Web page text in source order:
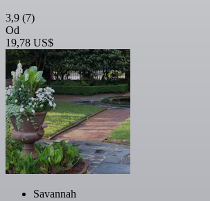
3,9 (7)
Od
19,78 US$
Savannah